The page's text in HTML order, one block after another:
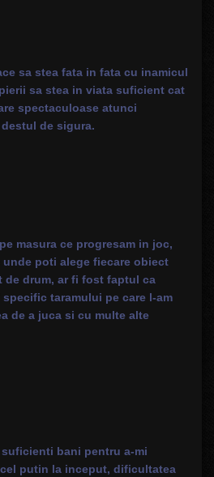
sa stea fata in fata cu inamicul
sa stea in viata suficient cat
spectaculoase atunci
de sigura.
masura ce progresam in joc,
poti alege fiecare obiect
de drum, ar fi fost faptul ca
taramului pe care l-am
de a juca si cu multe alte
bani pentru a-mi
putin la inceput, dificultatea